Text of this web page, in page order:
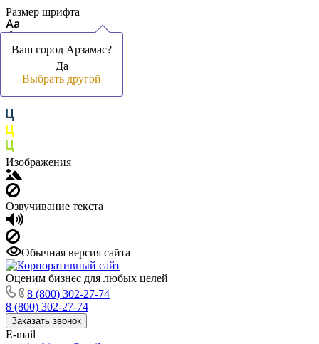
Размер шрифта
Цвет фона и шрифта
Изображения
Озвучивание текста
Обычная версия сайта
Оценим бизнес для любых целей
8 (800) 302-27-74
8 (800) 302-27-74
Заказать звонок
E-mail
Ваш город Арзамас?
Да
Выбрать другой
Ваш город Арзамас?
Да
Выбрать другой